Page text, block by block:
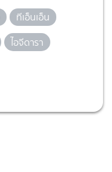
ทีเอ็นเอ็น
ไอจีดารา